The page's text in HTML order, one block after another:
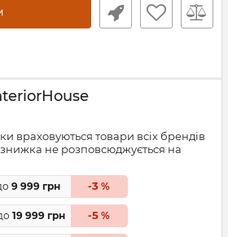
враховуються товари всіх брендів
не розповсюджується на
9 999 грн -3 %
19 999 грн -5 %